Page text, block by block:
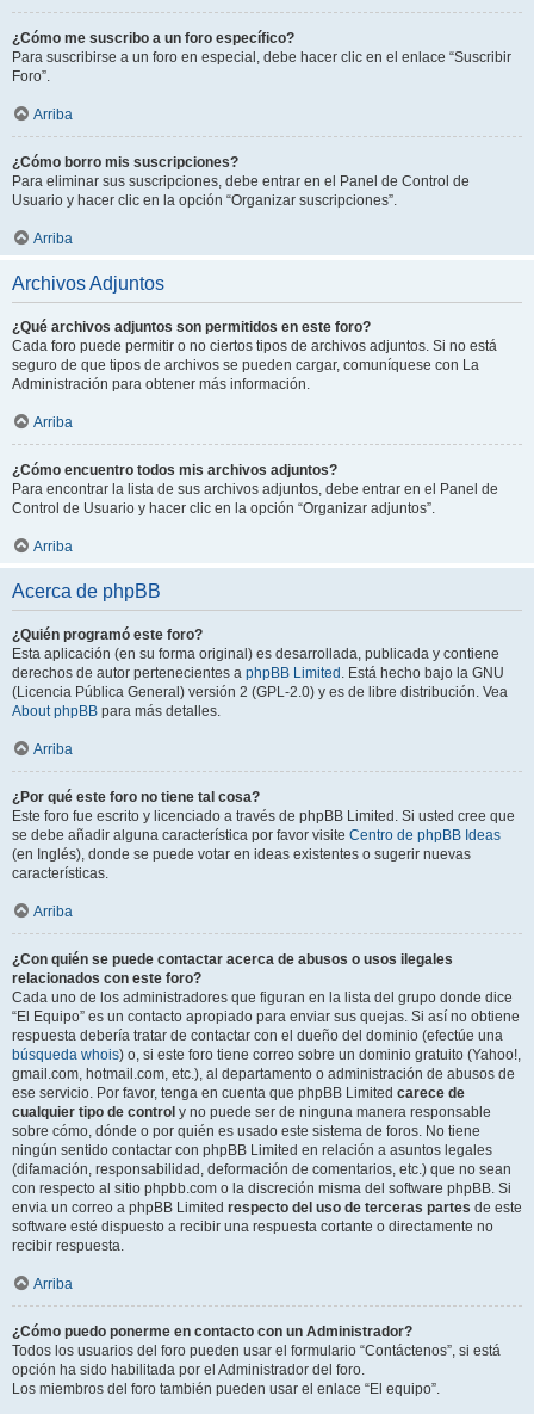
¿Cómo me suscribo a un foro específico?
Para suscribirse a un foro en especial, debe hacer clic en el enlace “Suscribir
Foro”.
Arriba
¿Cómo borro mis suscripciones?
Para eliminar sus suscripciones, debe entrar en el Panel de Control de
Usuario y hacer clic en la opción “Organizar suscripciones”.
Arriba
Archivos Adjuntos
¿Qué archivos adjuntos son permitidos en este foro?
Cada foro puede permitir o no ciertos tipos de archivos adjuntos. Si no está
seguro de que tipos de archivos se pueden cargar, comuníquese con La
Administración para obtener más información.
Arriba
¿Cómo encuentro todos mis archivos adjuntos?
Para encontrar la lista de sus archivos adjuntos, debe entrar en el Panel de
Control de Usuario y hacer clic en la opción “Organizar adjuntos”.
Arriba
Acerca de phpBB
¿Quién programó este foro?
Esta aplicación (en su forma original) es desarrollada, publicada y contiene
derechos de autor pertenecientes a phpBB Limited . Está hecho bajo la GNU
(Licencia Pública General) versión 2 (GPL-2.0) y es de libre distribución. Vea
About phpBB para más detalles.
Arriba
¿Por qué este foro no tiene tal cosa?
Este foro fue escrito y licenciado a través de phpBB Limited. Si usted cree que
se debe añadir alguna característica por favor visite Centro de phpBB Ideas
(en Inglés), donde se puede votar en ideas existentes o sugerir nuevas
características.
Arriba
¿Con quién se puede contactar acerca de abusos o usos ilegales
relacionados con este foro?
Cada uno de los administradores que figuran en la lista del grupo donde dice
“El Equipo” es un contacto apropiado para enviar sus quejas. Si así no obtiene
respuesta debería tratar de contactar con el dueño del dominio (efectúe una
búsqueda whois) o, si este foro tiene correo sobre un dominio gratuito (Yahoo!,
gmail.com, hotmail.com, etc.), al departamento o administración de abusos de
ese servicio. Por favor, tenga en cuenta que phpBB Limited carece de
cualquier tipo de control y no puede ser de ninguna manera responsable
sobre cómo, dónde o por quién es usado este sistema de foros. No tiene
ningún sentido contactar con phpBB Limited en relación a asuntos legales
(difamación, responsabilidad, deformación de comentarios, etc.) que no sean
con respecto al sitio phpbb.com o la discreción misma del software phpBB. Si
envia un correo a phpBB Limited respecto del uso de terceras partes de este
software esté dispuesto a recibir una respuesta cortante o directamente no
recibir respuesta.
Arriba
¿Cómo puedo ponerme en contacto con un Administrador?
Todos los usuarios del foro pueden usar el formulario “Contáctenos”, si está
opción ha sido habilitada por el Administrador del foro.
Los miembros del foro también pueden usar el enlace “El equipo”.